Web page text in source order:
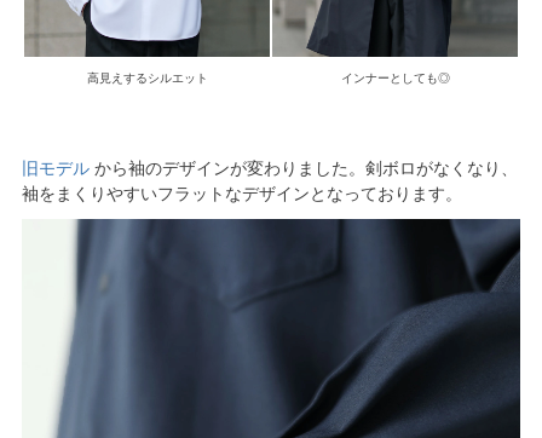
高見えするシルエット インナーとしても◎
旧モデル から袖のデザインが変わりました。剣ボロがなくなり、
袖をまくりやすいフラットなデザインとなっております。